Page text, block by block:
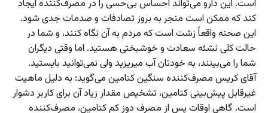
است. این دارو می‌تواند احساس بی‌حسی را در مصرف‌کننده ایجاد
کند که ممکن است منجر به بروز تصادفات و صدمات جدی شود.
این صحنه واقعاً زشت است که مردم به آن نگاه کنند، و شما در
حالت کلی نشئه سعادت و خوشبختی هستید. اما وقتی دیگران
شما را می‌بینند، به خودتان آب میریزید ولی نمی‌توانید بایستید.
آقای کریس مصرف‌کننده سنگین کتامین می‌گوید: به دلیل ماهیت
غیرقابل پیش‌بینی کتامین، تشخیص مقدار زیاد آن برای کاربر دشوار
است. گاهی اوقات پس از مصرف دوز کم کتامین، مصرف‌کننده